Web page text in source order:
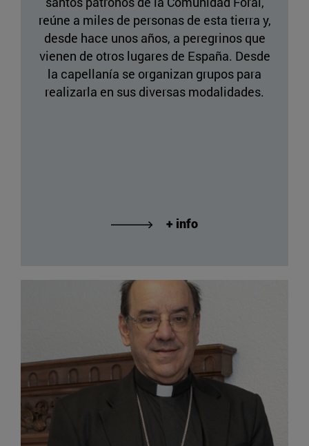
reúne a miles de personas de esta tierra y,
desde hace unos años, a peregrinos que
vienen de otros lugares de España. Desde
la capellanía se organizan grupos para
realizarla en sus diversas modalidades.
+ info